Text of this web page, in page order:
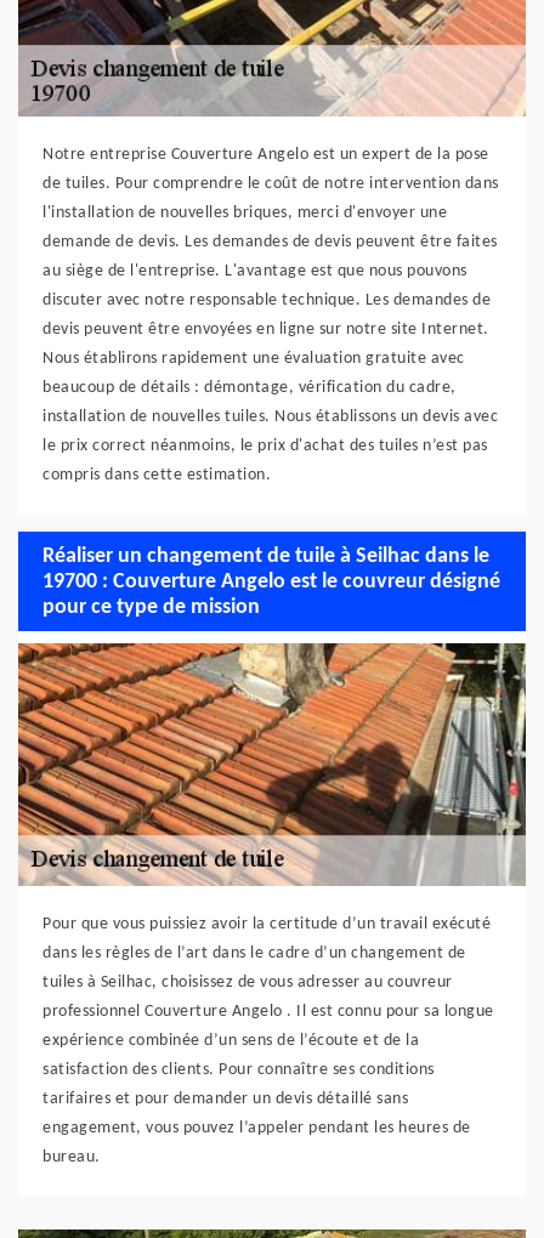
Notre entreprise Couverture Angelo est un expert de la pose
de tuiles. Pour comprendre le coût de notre intervention dans
l'installation de nouvelles briques, merci d'envoyer une
demande de devis. Les demandes de devis peuvent être faites
au siège de l'entreprise. L'avantage est que nous pouvons
discuter avec notre responsable technique. Les demandes de
devis peuvent être envoyées en ligne sur notre site Internet.
Nous établirons rapidement une évaluation gratuite avec
beaucoup de détails : démontage, vérification du cadre,
installation de nouvelles tuiles. Nous établissons un devis avec
le prix correct néanmoins, le prix d'achat des tuiles n’est pas
compris dans cette estimation.
Réaliser un changement de tuile à Seilhac dans le
19700 : Couverture Angelo est le couvreur désigné
pour ce type de mission
Pour que vous puissiez avoir la certitude d’un travail exécuté
dans les règles de l’art dans le cadre d’un changement de
tuiles à Seilhac, choisissez de vous adresser au couvreur
professionnel Couverture Angelo . Il est connu pour sa longue
expérience combinée d’un sens de l’écoute et de la
satisfaction des clients. Pour connaître ses conditions
tarifaires et pour demander un devis détaillé sans
engagement, vous pouvez l’appeler pendant les heures de
bureau.